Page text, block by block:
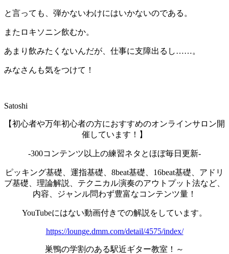
と言っても、弾かないわけにはいかないのである。
またロキソニン飲むか。
あまり飲みたくないんだが、仕事に支障出るし……。
みなさんも気をつけて！
Satoshi
【初心者や万年初心者の方におすすめのオンラインサロン開
催しています！】
-300コンテンツ以上の練習ネタとほぼ毎日更新-
ピッキング基礎、運指基礎、8beat基礎、16beat基礎、アドリ
ブ基礎、理論解説、テクニカル演奏のアウトプット法など、
内容、ジャンル問わず豊富なコンテンツ量！
YouTubeにはない動画付きでの解説をしています。
https://lounge.dmm.com/detail/4575/index/
巣鴨の学割のある駅近ギター教室！～